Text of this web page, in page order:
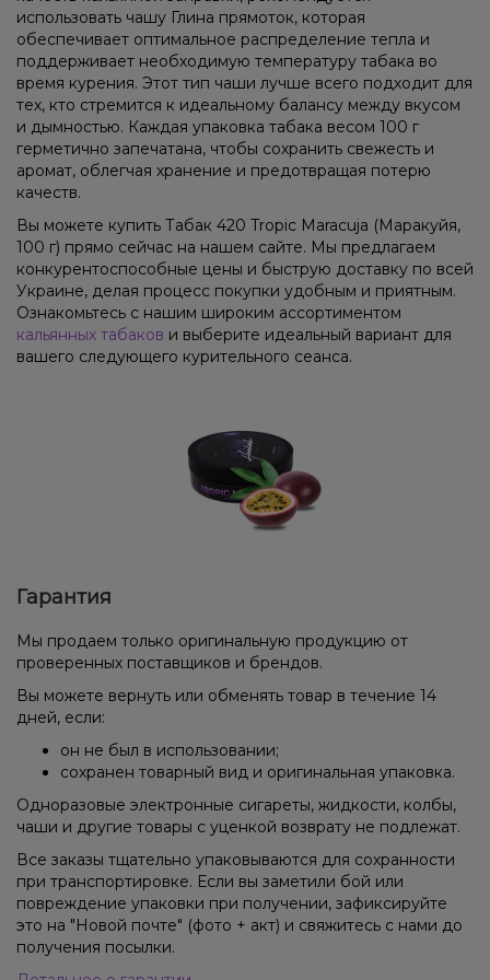
использовать чашу Глина прямоток, которая
обеспечивает оптимальное распределение тепла и
поддерживает необходимую температуру табака во
время курения. Этот тип чаши лучше всего подходит для
тех, кто стремится к идеальному балансу между вкусом
и дымностью. Каждая упаковка табака весом 100 г
герметично запечатана, чтобы сохранить свежесть и
аромат, облегчая хранение и предотвращая потерю
качеств.
Вы можете купить Табак 420 Tropic Maracuja (Маракуйя,
100 г) прямо сейчас на нашем сайте. Мы предлагаем
конкурентоспособные цены и быструю доставку по всей
Украине, делая процесс покупки удобным и приятным.
Ознакомьтесь с нашим широким ассортиментом
кальянных табаков и выберите идеальный вариант для
вашего следующего курительного сеанса.
Гарантия
Мы продаем только оригинальную продукцию от
проверенных поставщиков и брендов.
Вы можете вернуть или обменять товар в течение 14
дней, если:
он не был в использовании;
сохранен товарный вид и оригинальная упаковка.
Одноразовые электронные сигареты, жидкости, колбы,
чаши и другие товары с уценкой возврату не подлежат.
Все заказы тщательно упаковываются для сохранности
при транспортировке. Если вы заметили бой или
повреждение упаковки при получении, зафиксируйте
это на "Новой почте" (фото + акт) и свяжитесь с нами до
получения посылки.